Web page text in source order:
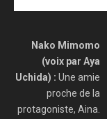
Nako Mimomo
(voix par Aya
Uchida) : Une amie
proche de la
protagoniste, Aina.